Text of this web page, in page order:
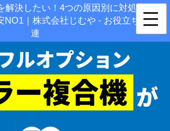
決したい！4つの原因別に対処法を紹
｜株式会社じむや - お役立ち情報関
連